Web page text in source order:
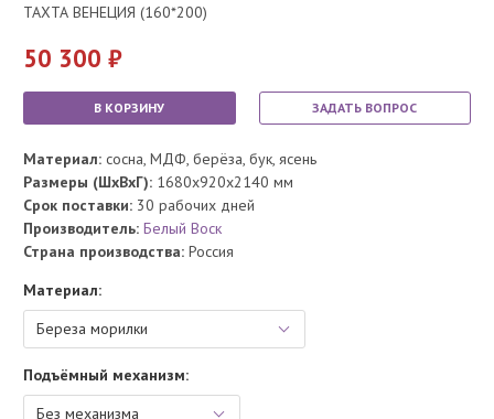
ТАХТА ВЕНЕЦИЯ (160*200)
50 300
В КОРЗИНУ ЗАДАТЬ ВОПРОС
Материал: сосна, МДФ, берёза, бук, ясень
Размеры (ШхВхГ): 1680x920x2140 мм
Срок поставки: 30 рабочих дней
Производитель: Белый Воск
Страна производства: Россия
Материал:
Подъёмный механизм: